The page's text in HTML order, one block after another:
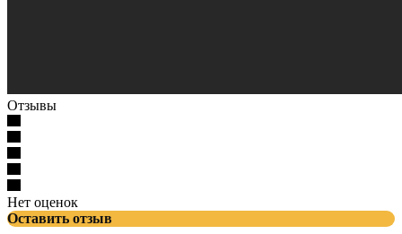
Отзывы
Нет оценок
Оставить отзыв